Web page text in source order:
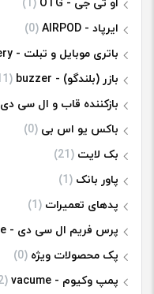
او تی جی - OTG
(1)
ایرپاد - AIRPOD
(0)
باتری موبایل و تبلت - battery
بازر (بلندگو) - buzzer
(11)
بازکننده قاب و ال سی دی
باکس یو اس بی (0)
بک لایت (21)
پاور بانک (1)
پدهای تعمیرات (1)
پرس فریم ال سی دی - press frame
پک محصولات ویژه (0)
پمپ وکیوم - vacume
(2)